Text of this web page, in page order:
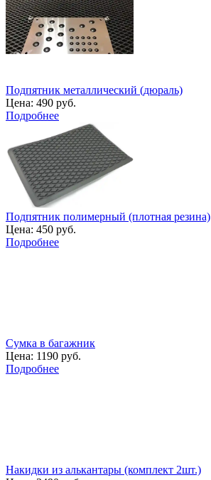
Подпятник металлический (дюраль)
Цена: 490 руб.
Подробнее
Подпятник полимерный (плотная резина)
Цена: 450 руб.
Подробнее
Сумка в багажник
Цена: 1190 руб.
Подробнее
Накидки из алькантары (комплект 2шт.)